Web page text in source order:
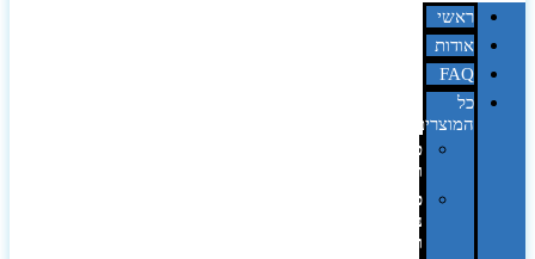
ראשי
אודות
FAQ
כל
המוצרים
טכנולוגיה
וגאדג'טים
פנאי,
נופש
ונסיעות